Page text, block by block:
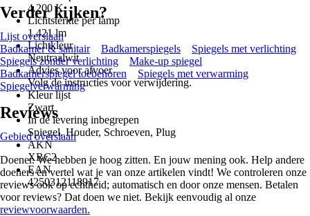
4.200 K
Lichtsterkte per lamp
1.421 lm
Lichtkleur
Neutraalwit
Advies voor afvoer
Volg de instructies voor verwijdering.
Kleur lijst
Zwart
In de levering inbegrepen
Spiegel, Houder, Schroeven, Plug
AKN
XRC2
EAN
4250312118917
Verder kijken?
Lijst overslaan
Badkamer & sanitair
Badkamerspiegels
Spiegels met verlichting
Spiegels zonder verlichting
Make-up spiegel
Badkamerspiegel toebehoren
Spiegels met verwarming
Spiegelverwarming
Reviews
Gebied overslaan
Doener. We hebben je hoog zitten. En jouw mening ook. Help andere
doeners en vertel wat je van onze artikelen vindt! We controleren onze
reviews ook op echtheid; automatisch en door onze mensen. Betalen
voor reviews? Dat doen we niet. Bekijk eenvoudig al onze
reviewvoorwaarden.